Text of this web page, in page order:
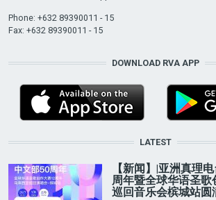
Phone: +632 89390011 - 15
Fax: +632 89390011 - 15
DOWNLOAD RVA APP
LATEST
【新闻】|亚洲真理
周年暨全球华语圣
巡回音乐会槟城站圆